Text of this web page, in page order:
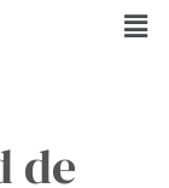
de